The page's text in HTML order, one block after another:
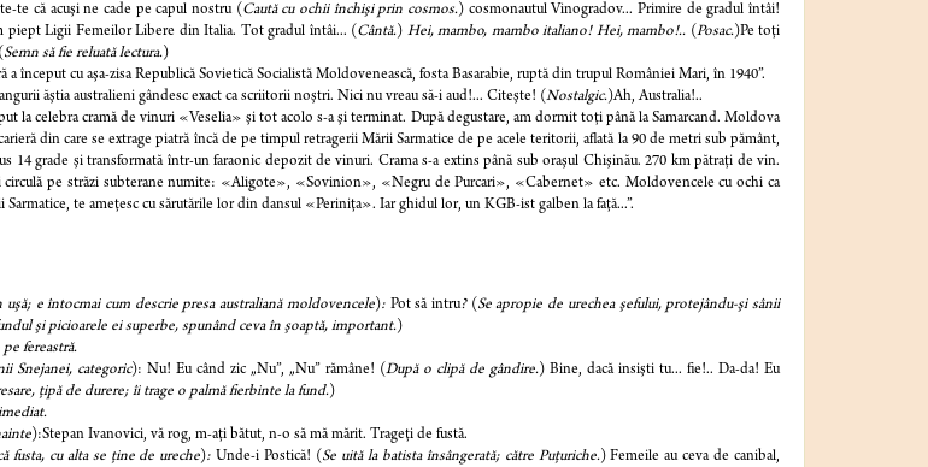
te că acuşi ne cade pe capul nostru ( Caută cu ochii închişi prin cosmos.) cosmonautul Vinogradov... Primire de gradul întâi!
piept Ligii Femeilor Libere din Italia. Tot gradul întâi... ( Cântă.) Hei, mambo, mambo italiano! Hei, mambo!.. (Posac.)Pe toţi
Semn să fie reluată lectura.)
început cu aşa-zisa Republică Sovietică Socialistă Moldovenească, fosta Basarabie, ruptă din trupul României Mari, în 1940”.
ăştia australieni gândesc exact ca scriitorii noştri. Nici nu vreau să-i aud!... Citeşte! (Nostalgic.)Ah, Australia!..
la celebra cramă de vinuri «Veselia» şi tot acolo s-a şi terminat. După degustare, am dormit toţi până la Samarcand. Moldova
din care se extrage piatră încă de pe timpul retragerii Mării Sarmatice de pe acele teritorii, aflată la 90 de metri sub pământ,
14 grade şi transformată într-un faraonic depozit de vinuri. Crama s-a extins până sub oraşul Chişinău. 270 km pătraţi de vin.
circulă pe străzi subterane numite: «Aligote», «Sovinion», «Negru de Purcari», «Cabernet» etc. Moldovencele cu ochi ca
Sarmatice, te ameţesc cu sărutările lor din dansul «Periniţa». Iar ghidul lor, un KGB-ist galben la faţă...”.
uşă; e întocmai cum descrie presa australiană moldovencele): Pot să intru? ( Se apropie de urechea şefului, protejându-şi sânii
şi picioarele ei superbe, spunând ceva în şoaptă, important.)
fereastră.
Snejanei, categoric): Nu! Eu când zic „Nu”, „Nu” rămâne! (După o clipă de gândire.) Bine, dacă insişti tu... fie!.. Da-da! Eu
ţipă de durere; îi trage o palmă fierbinte la fund.)
):Stepan Ivanovici, vă rog, m-aţi bătut, n-o să mă mărit. Trageţi de fustă.
fusta, cu alta se ţine de ureche): Unde-i Postică! ( Se uită la batista însângerată; către Puţuriche.) Femeile au ceva de canibal,